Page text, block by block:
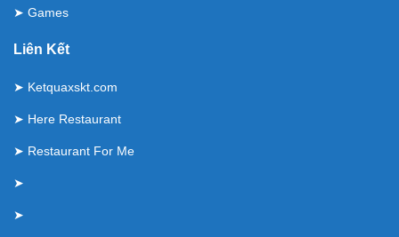
➤ Games
Liên Kết
➤ Ketquaxskt.com
➤ Here Restaurant
➤ Restaurant For Me
➤
➤